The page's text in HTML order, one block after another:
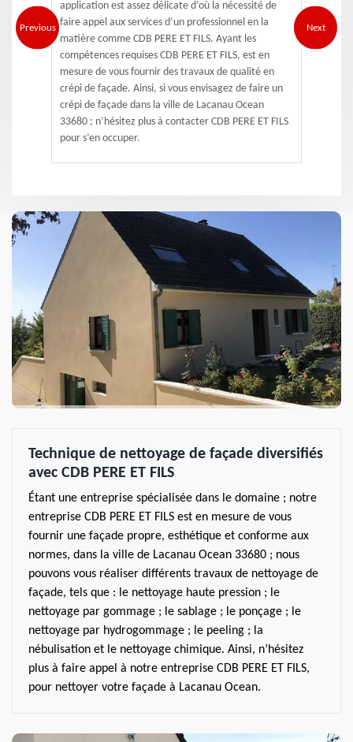
Previous
application est assez délicate d’où la nécessité de
faire appel aux services d’un professionnel en la
matière comme CDB PERE ET FILS. Ayant les
compétences requises CDB PERE ET FILS, est en
mesure de vous fournir des travaux de qualité en
crépi de façade. Ainsi, si vous envisagez de faire un
crépi de façade dans la ville de Lacanau Ocean
33680 ; n’hésitez plus à contacter CDB PERE ET FILS
pour s’en occuper.
Next
Technique de nettoyage de façade diversifiés
avec CDB PERE ET FILS
Étant une entreprise spécialisée dans le domaine ; notre
entreprise CDB PERE ET FILS est en mesure de vous
fournir une façade propre, esthétique et conforme aux
normes, dans la ville de Lacanau Ocean 33680 ; nous
pouvons vous réaliser différents travaux de nettoyage de
façade, tels que : le nettoyage haute pression ; le
nettoyage par gommage ; le sablage ; le ponçage ; le
nettoyage par hydrogommage ; le peeling ; la
nébulisation et le nettoyage chimique. Ainsi, n’hésitez
plus à faire appel à notre entreprise CDB PERE ET FILS,
pour nettoyer votre façade à Lacanau Ocean.